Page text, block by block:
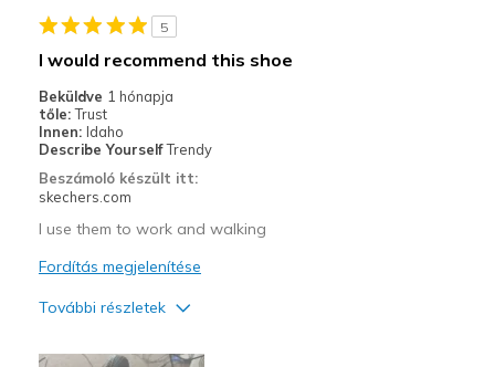
Width
Sizing
Feels true to size
View On Shoes
Shoes are for Wearing
5
I would recommend this shoe
Beküldve 1 hónapja
tőle: Trust
Innen: Idaho
Describe YourselfTrendy
Beszámoló készült itt:
skechers.com
I use them to work and walking
Fordítás megjelenítése
További részletek